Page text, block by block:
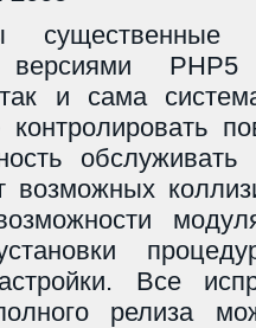
существенные
версиями
и сама
возможных
Все
релиза